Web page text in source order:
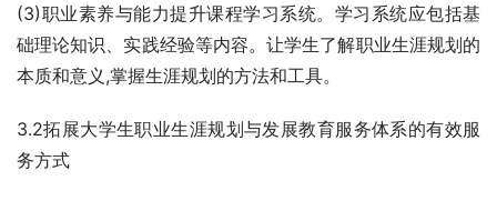
(3)职业素养与能力提升课程学习系统。学习系统应包括基
础理论知识、实践经验等内容。让学生了解职业生涯规划的
本质和意义,掌握生涯规划的方法和工具。
3.2拓展大学生职业生涯规划与发展教育服务体系的有效服
务方式